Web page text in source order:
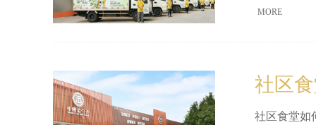
意味着愉
MORE
社区
社区食堂如